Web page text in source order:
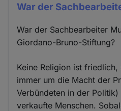
War der
War der Sachbearbeiter
Giordano-Bruno-Stiftung?
Keine Religion ist
immer um die Macht der
Verbündeten in der
verkaufte Menschen.